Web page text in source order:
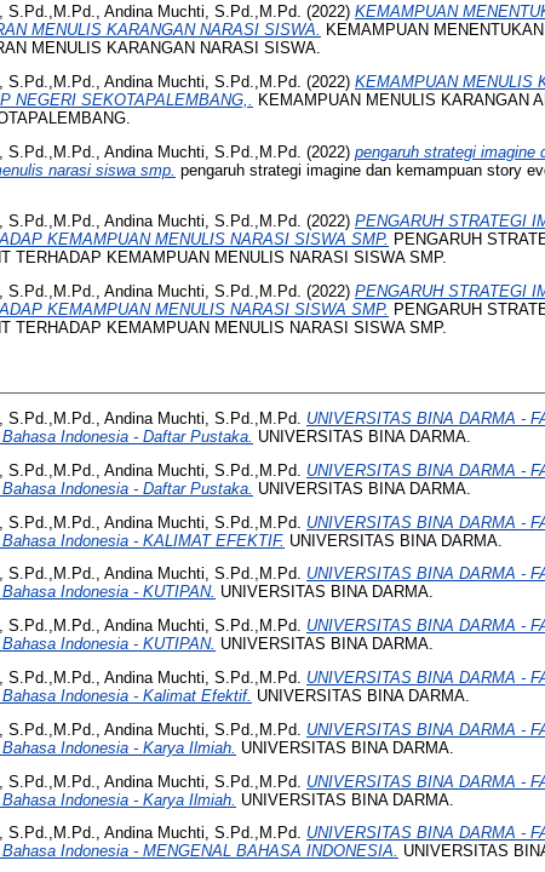
S.Pd.,M.Pd., Andina Muchti, S.Pd.,M.Pd. (2022) KEMAMPUAN
MENULIS KARANGAN NARASI SISWA.
KEMAMPUAN
MENULIS KARANGAN NARASI SISWA.
S.Pd.,M.Pd., Andina Muchti, S.Pd.,M.Pd. (2022) KEMAMPUAN MENULIS
NEGERI SEKOTAPALEMBANG,.
KEMAMPUAN MENULIS KARANGAN
S.Pd.,M.Pd., Andina Muchti, S.Pd.,M.Pd. (2022) pengaruh strategi imagine
narasi siswa smp. pengaruh strategi imagine dan kemampuan story
S.Pd.,M.Pd., Andina Muchti, S.Pd.,M.Pd. (2022) PENGARUH STRATEGI
KEMAMPUAN MENULIS NARASI SISWA SMP. PENGARUH
TERHADAP KEMAMPUAN MENULIS NARASI SISWA SMP.
S.Pd.,M.Pd., Andina Muchti, S.Pd.,M.Pd. (2022) PENGARUH STRATEGI
KEMAMPUAN MENULIS NARASI SISWA SMP. PENGARUH
TERHADAP KEMAMPUAN MENULIS NARASI SISWA SMP.
S.Pd.,M.Pd., Andina Muchti, S.Pd.,M.Pd.
UNIVERSITAS BINA DARMA -
Indonesia - Daftar Pustaka.
UNIVERSITAS BINA DARMA.
S.Pd.,M.Pd., Andina Muchti, S.Pd.,M.Pd.
UNIVERSITAS BINA DARMA -
Indonesia - Daftar Pustaka.
UNIVERSITAS BINA DARMA.
S.Pd.,M.Pd., Andina Muchti, S.Pd.,M.Pd.
UNIVERSITAS BINA DARMA -
Indonesia - KALIMAT EFEKTIF. UNIVERSITAS BINA DARMA.
S.Pd.,M.Pd., Andina Muchti, S.Pd.,M.Pd. UNIVERSITAS BINA DARMA -
Indonesia - KUTIPAN. UNIVERSITAS BINA DARMA.
S.Pd.,M.Pd., Andina Muchti, S.Pd.,M.Pd. UNIVERSITAS BINA DARMA -
Indonesia - KUTIPAN. UNIVERSITAS BINA DARMA.
S.Pd.,M.Pd., Andina Muchti, S.Pd.,M.Pd.
UNIVERSITAS BINA DARMA -
Indonesia - Kalimat Efektif. UNIVERSITAS BINA DARMA.
S.Pd.,M.Pd., Andina Muchti, S.Pd.,M.Pd.
UNIVERSITAS BINA DARMA -
Indonesia - Karya Ilmiah. UNIVERSITAS BINA DARMA.
S.Pd.,M.Pd., Andina Muchti, S.Pd.,M.Pd.
UNIVERSITAS BINA DARMA -
Indonesia - Karya Ilmiah. UNIVERSITAS BINA DARMA.
S.Pd.,M.Pd., Andina Muchti, S.Pd.,M.Pd. UNIVERSITAS BINA DARMA -
Indonesia - MENGENAL BAHASA INDONESIA. UNIVERSITAS